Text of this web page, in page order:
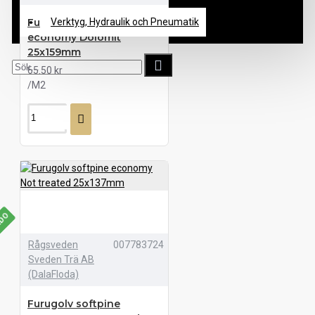
Verktyg, Hydraulik och Pneumatik
Furugolv softpine
economy Dolomit
25x159mm
65.50 kr
/M2
Rågsveden
Sveden Trä AB
(DalaFloda)
007783724
Furugolv softpine